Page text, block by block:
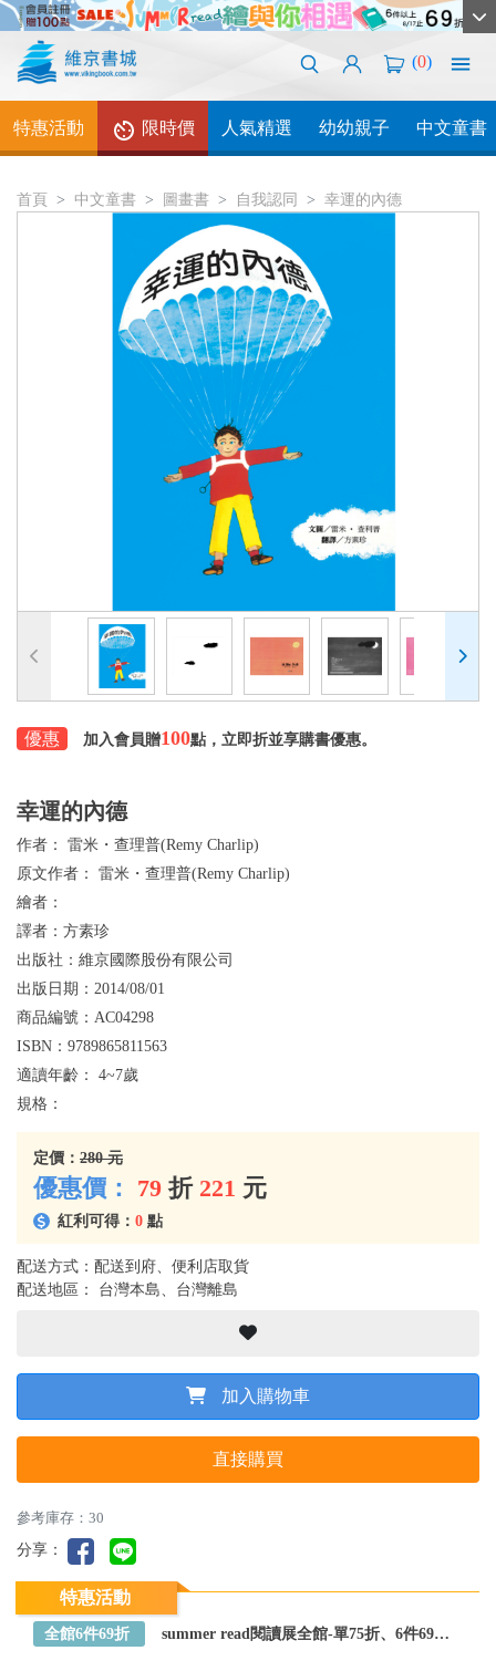
(0)
特惠活動 限時價 人氣精選 幼幼親子 中文童書
首頁 中文童書 圖畫書 自我認同 幸運的內德
優惠 加入會員贈100點，立即折並享購書優惠。
幸運的內德
作者： 雷米・查理普(Remy Charlip)
原文作者： 雷米・查理普(Remy Charlip)
繪者：
譯者： 方素珍
出版社： 維京國際股份有限公司
出版日期： 2014/08/01
商品編號： AC04298
ISBN： 9789865811563
適讀年齡： 4~7歲
規格：
定價： 280 元
優惠價： 79 折 221 元
紅利可得： 0 點
配送方式：配送到府、便利店取貨
配送地區： 台灣本島、台灣離島
加入購物車
直接購買
參考庫存：30
分享：
特惠活動
全館6件69折 summer read閱讀展全館-單75折、6件69折～全館任選